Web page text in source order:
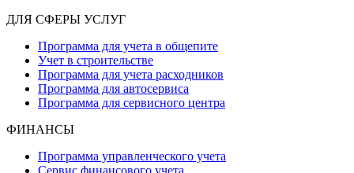
ДЛЯ СФЕРЫ УСЛУГ
Программа для учета в общепите
Учет в строительстве
Программа для учета расходников
Программа для автосервиса
Программа для сервисного центра
ФИНАНСЫ
Программа управленческого учета
Сервис финансового учета